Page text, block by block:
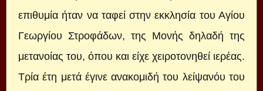
επιθυμία ήταν να ταφεί στην εκκλησία του Αγίου
Γεωργίου Στροφάδων, της Μονής δηλαδή της
μετανοίας του, όπου και είχε χειροτονηθεί ιερέας.
Τρία έτη μετά έγινε ανακομιδή του λείψανόυ του